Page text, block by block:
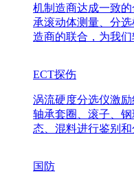
机制造商达成一致
承滚动体测量、分
造商的联合，为我们
ECT探伤
涡流硬度分选仪激
轴承套圈、滚子、
态、混料进行鉴别和
国防